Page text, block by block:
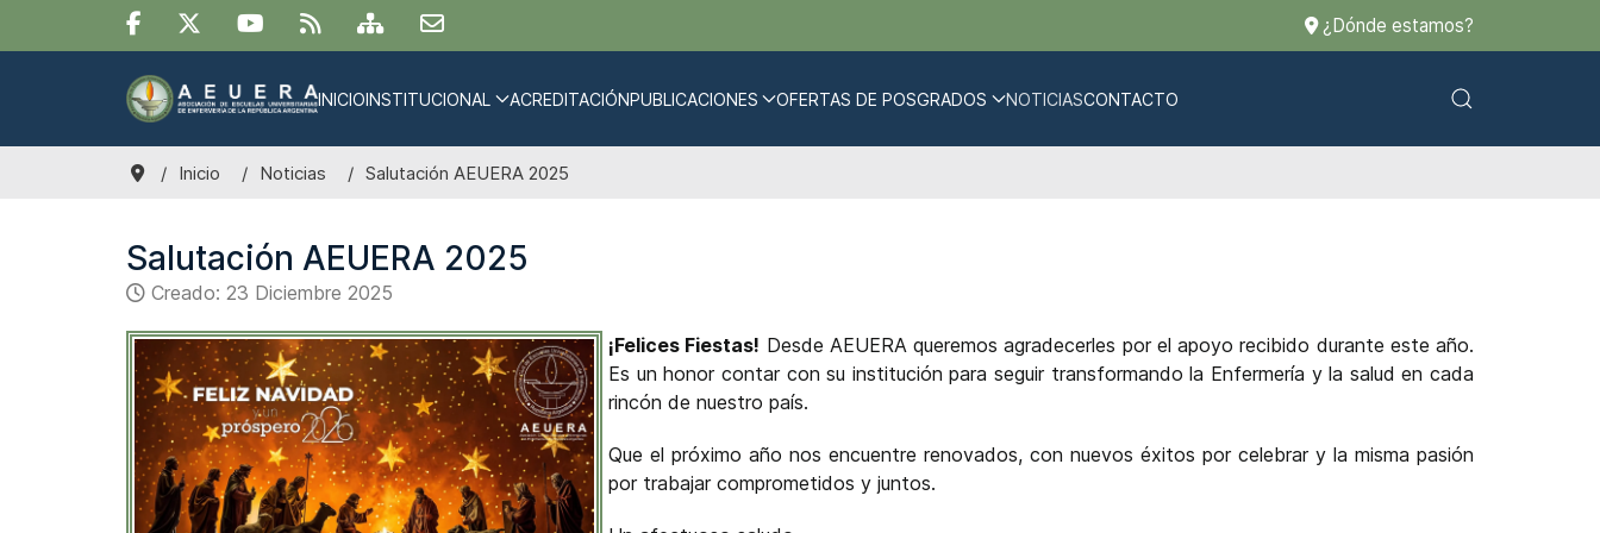
¿Dónde estamos?
INICIOINSTITUCIONAL ACREDITACIÓNPUBLICACIONES OFERTAS DE POSGRADOS NOTICIASCONTACTO
Inicio Noticias Salutación AEUERA 2025
Salutación AEUERA 2025
Creado: 23 Diciembre 2025
¡Felices Fiestas! Desde AEUERA queremos agradecerles por el apoyo recibido durante este año.
Es un honor contar con su institución para seguir transformando la Enfermería y la salud en cada
rincón de nuestro país.
Que el próximo año nos encuentre renovados, con nuevos éxitos por celebrar y la misma pasión
por trabajar comprometidos y juntos.